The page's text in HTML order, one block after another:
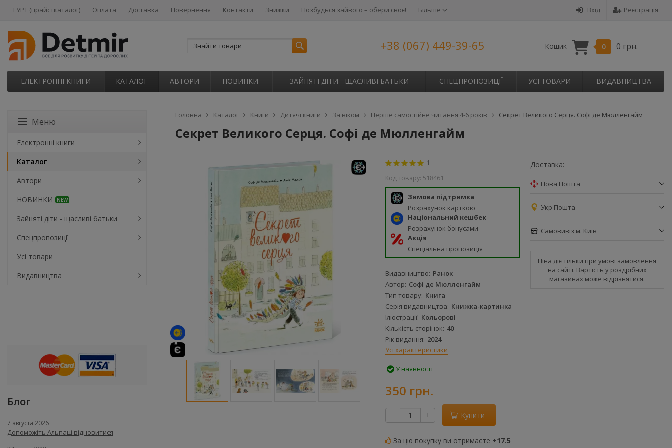
Вхід Реєстрація
ГУРТ (прайс+каталог) Оплата Доставка Повернення Контакти Знижки Позбудься зайвого – обери своє! Більше
+38 (067) 449-39-65 Кошик 0 0 грн.
ЕЛЕКТРОННІ КНИГИ КАТАЛОГ АВТОРИ НОВИНКИ ЗАЙНЯТІ ДІТИ - ЩАСЛИВІ БАТЬКИ СПЕЦПРОПОЗИЦІЇ УСІ ТОВАРИ ВИДАВНИЦТВА
Головна Каталог Книги Дитячі книги За віком Перше самостійне читання 4-6 років Секрет Великого Серця. Софі де Мюлленгайм
Секрет Великого Серця. Софі де Мюлленгайм
1
Код товару: 518461
Зимова підтримка
Розрахунок карткою
Національний кешбек
Розрахунок бонусами
Акція
Спеціальна пропозиція
Видавництво Ранок
Автор Софі де Мюлленгайм
Тип товару Книга
Серія видавництва Книжка-картинка
Ілюстрації Кольорові
Кількість сторінок 40
Рік видання 2024
Усі характеристики
У наявності
350 грн.
- + Купити
За цю покупку ви отримаєте +17.5
Доставка:
Нова Пошта
Укр Пошта
Самовивіз м. Київ
Ціна діє тільки при умові замовлення
на сайті. Вартість у роздрібних
магазинах може відрізнятися.
Меню
Електронні книги
Каталог
Автори
НОВИНКИ
NEW
Зайняті діти - щасливі батьки
Спецпропозиції
Усі товари
Видавництва
Блог
7 августа 2026
Допоможіть Альпаці відновитися